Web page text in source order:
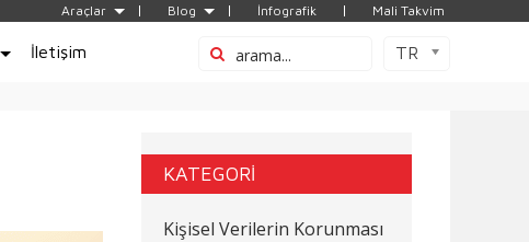
Araçlar Blog İnfografik Mali Takvim
İletişim TR
KATEGORİ
Kişisel Verilerin Korunması